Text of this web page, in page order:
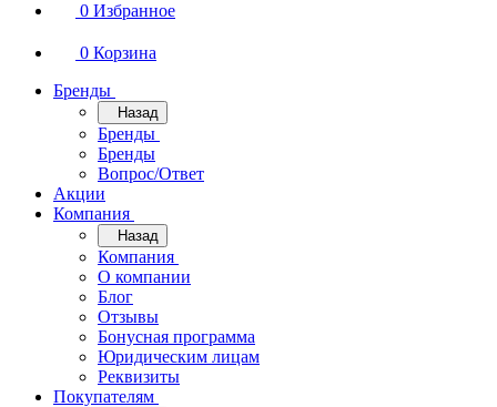
0 Избранное
0 Корзина
Бренды
Назад
Бренды
Бренды
Вопрос/Ответ
Акции
Компания
Назад
Компания
О компании
Блог
Отзывы
Бонусная программа
Юридическим лицам
Реквизиты
Покупателям